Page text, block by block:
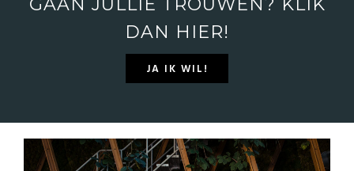
DAN HIER!
JA IK WIL!